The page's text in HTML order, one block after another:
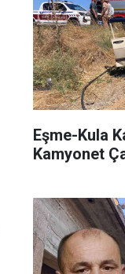
Eşme-Kula
Kamyonet